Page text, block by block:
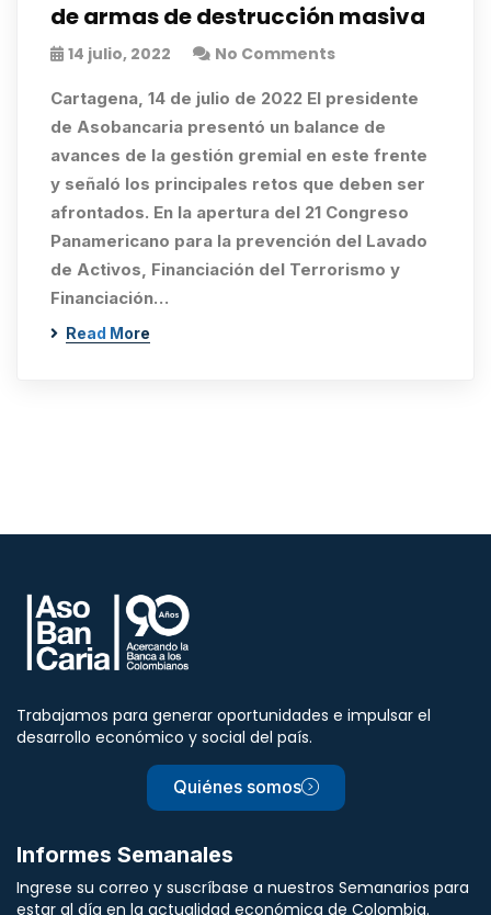
de armas de destrucción masiva
14 julio, 2022 No Comments
Cartagena, 14 de julio de 2022 El presidente
de Asobancaria presentó un balance de
avances de la gestión gremial en este frente
y señaló los principales retos que deben ser
afrontados. En la apertura del 21 Congreso
Panamericano para la prevención del Lavado
de Activos, Financiación del Terrorismo y
Financiación…
Read More
Trabajamos para generar oportunidades e impulsar el
desarrollo económico y social del país.
Quiénes somos
Informes Semanales
Ingrese su correo y suscríbase a nuestros Semanarios para
estar al día en la actualidad económica de Colombia.